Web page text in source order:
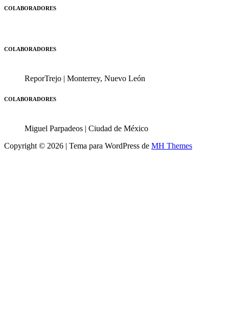
COLABORADORES
COLABORADORES
ReporTrejo | Monterrey, Nuevo León
COLABORADORES
Miguel Parpadeos | Ciudad de México
Copyright © 2026 | Tema para WordPress de MH Themes